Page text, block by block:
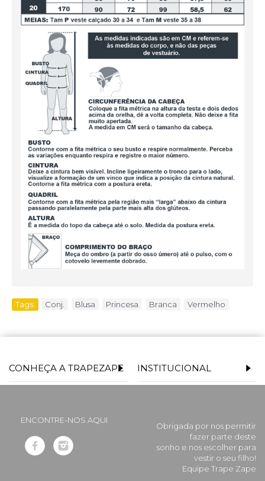
Tags: Conj. Blusa Princesa Branca Vermelho
CONHEÇA A TRAPEZAPE INSTITUCIONAL
ENCONTRE-NOS AQUI
Obrigada por nos permitir
fazer parte deste
sonho e nos escolher para
vestir o seu filho!
Equipe Trape Zape